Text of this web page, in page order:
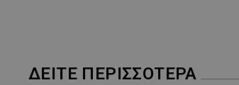
ΔΕΊΤΕ ΠΕΡΙΣΣΌΤΕΡΑ